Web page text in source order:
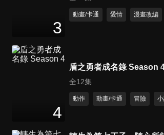
第11集 勇者的合
第12集 勇者的秘
3
動畫/卡通 愛情 漫畫改編
4
盾之勇者成名錄 Season
全12集
動作 動畫/卡通 冒險